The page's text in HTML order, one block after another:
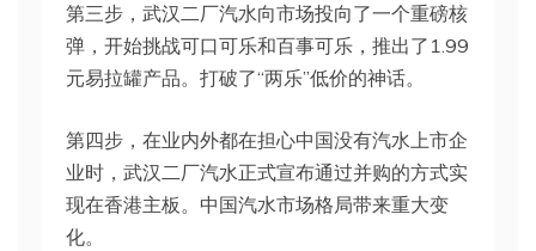
第三步，武汉二厂汽水向市场投向了一个重磅核
弹，开始挑战可口可乐和百事可乐，推出了1.99
元易拉罐产品。打破了“两乐”低价的神话。
第四步，在业内外都在担心中国没有汽水上市企
业时，武汉二厂汽水正式宣布通过并购的方式实
现在香港主板。中国汽水市场格局带来重大变
化。